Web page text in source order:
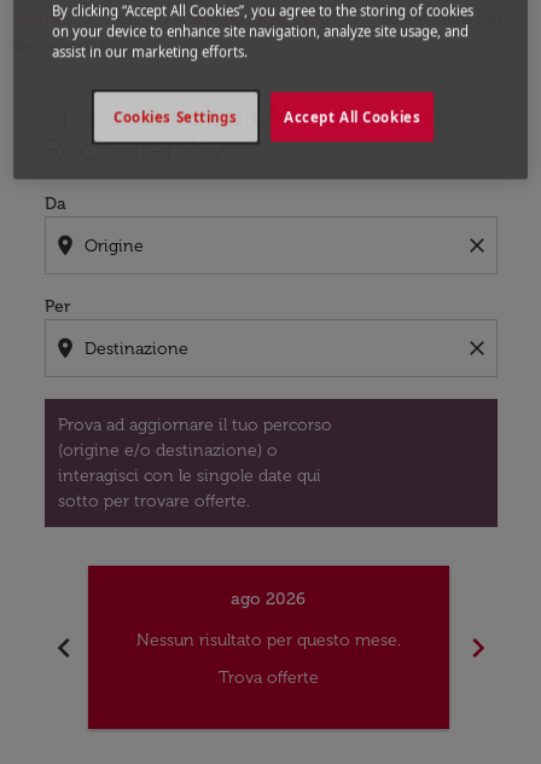
Home Voli Voli per Stati Uniti
Voli Manchester -
Rochester, Ny
Prossimo voli da Manchester a
Rochester, Ny
Da
location_on close
Per
location_on close
Prova ad aggiornare il tuo percorso
(origine e/o destinazione) o
interagisci con le singole date qui
sotto per trovare offerte.
Prova ad aggiornare il tuo percorso (origine e/o
chevron_left
ago 2026
Nessun risultato per questo mese.
Trova offerte
chevron_right
By clicking “Accept All Cookies”, you agree to the storing of cookies
on your device to enhance site navigation, analyze site usage, and
assist in our marketing efforts.
Accept All Cookies
Cookies Settings